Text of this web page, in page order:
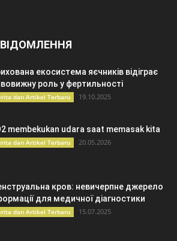
екосистема яєчників відіграє
роль у фертильності
dan Artikel Terbaru 19.10.2025
membekukan udara saat memasak kita
dan Artikel Terbaru 20.05.2026
кров: невичерпне джерело
для медичної діагностики
dan Artikel Terbaru 15.07.2025